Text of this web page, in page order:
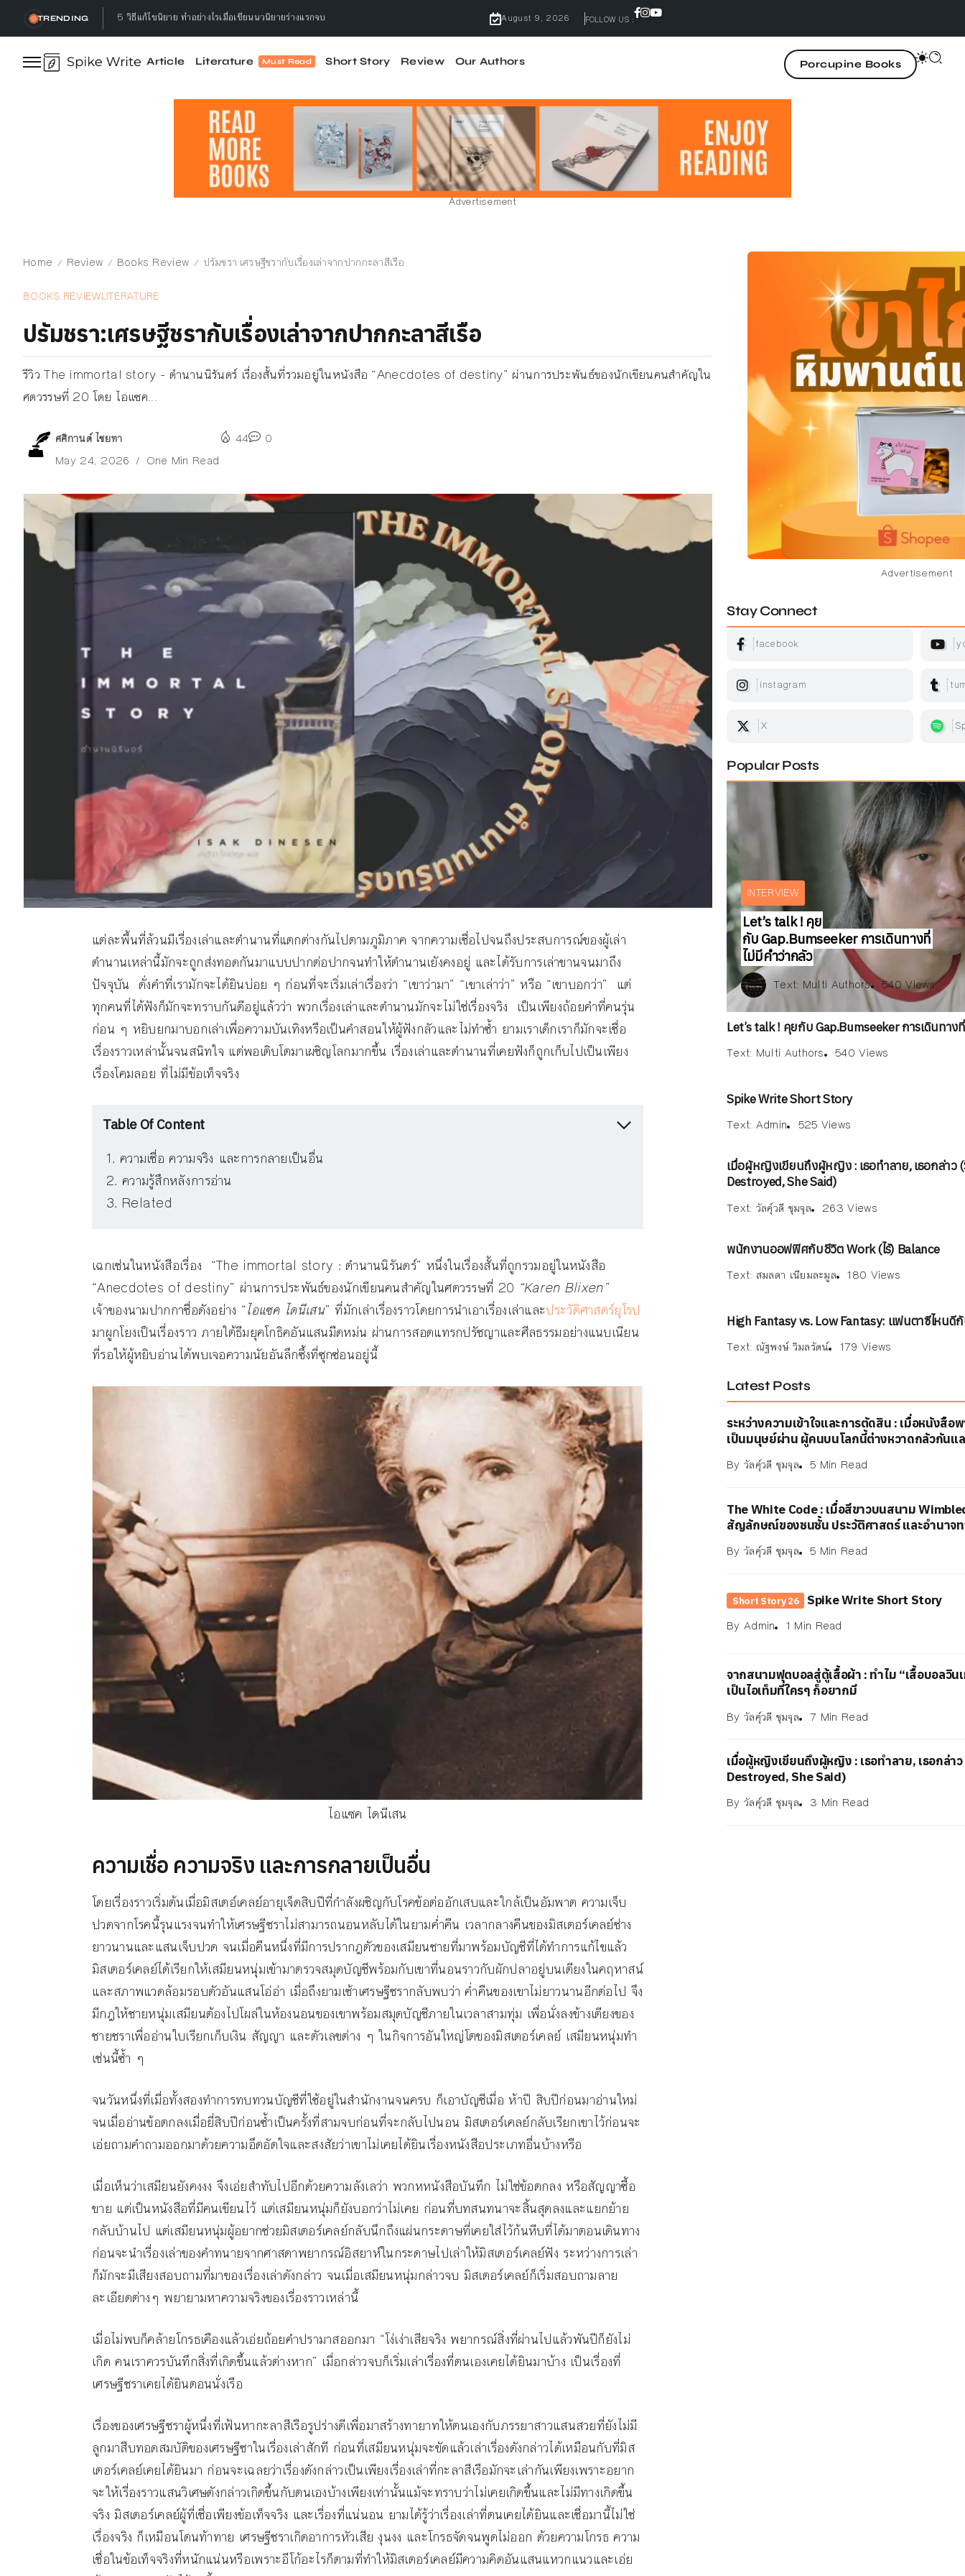
TRENDING
3 เหตุผล ทำไมนักเขียนต้องอ่านหนังสือ
5 วิธีอ่านหนังสือ ให้จบ พร้อมจดจำได้ไม่ลืม ทำแล้วได้ผลจริง
5 วิธีแก้ไขนิยาย ทำอย่างไรเมื่อเขียนนวนิยายร่างแรกจบ
August 9, 2026 FOLLOW US :
Article Literature Must Read Short Story Review Our Authors Porcupine Books
Advertisement
Home / Review / Books Review / ปรัมชรา:เศรษฐีชรากับเรื่องเล่าจากปากกะลาสีเรือ
BOOKS REVIEWLITERATURE
ปรัมชรา:เศรษฐีชรากับเรื่องเล่าจากปากกะลาสีเรือ
รีวิว The immortal story - ตำนานนิรันดร์ เรื่องสั้นที่รวมอยู่ในหนังสือ “Anecdotes of destiny” ผ่านการประพันธ์ของนักเขียนคนสำคัญใน
ศตวรรษที่ 20 โดย ไอแซค...
ศศิกานต์ ไชยทา
May 24, 2026
One Min Read
44 0
แต่ละพื้นที่ล้วนมีเรื่องเล่าและตำนานที่แตกต่างกันไปตามภูมิภาค จากความเชื่อไปจนถึงประสบการณ์ของผู้เล่า
ตำนานเหล่านี้มักจะถูกส่งทอดกันมาแบบปากต่อปากจนทำให้ตำนานเยังคงอยู่ และได้รับการเล่าขานจนมาถึง
ปัจจุบัน ดั่งคำที่เรามักจะได้ยินบ่อย ๆ ก่อนที่จะเริ่มเล่าเรื่องว่า “เขาว่ามา” “เขาเล่าว่า” หรือ “เขาบอกว่า” แต่
ทุกคนที่ได้ฟังก็มักจะทราบกันดีอยู่แล้วว่า พวกเรื่องเล่าและตำนานมักจะไม่ใช่เรื่องจริง เป็นเพียงถ้อยคำที่คนรุ่น
ก่อน ๆ หยิบยกมาบอกเล่าเพื่อความบันเทิงหรือเป็นคำสอนให้ผู้ฟังกลัวและไม่ทำซ้ำ ยามเราเด็กเราก็มักจะเชื่อ
เรื่องราวเหล่านั้นจนสนิทใจ แต่พอเติบโตมาเผชิญโลกมากขึ้น เรื่องเล่าและตำนานที่เคยฟังก็ถูกเก็บไปเป็นเพียง
เรื่องโคมลอย ที่ไม่มีข้อเท็จจริง
Table Of Content
ความเชื่อ ความจริง และการกลายเป็นอื่น
ความรู้สึกหลังการอ่าน
Related
เฉกเช่นในหนังสือเรื่อง “The immortal story : ตำนานนิรันดร์” หนึ่งในเรื่องสั้นที่ถูกรวมอยู่ในหนังสือ
“Anecdotes of destiny” ผ่านการประพันธ์ของนักเขียนคนสำคัญในศตวรรษที่ 20 “Karen Blixen”
เจ้าของนามปากกาชื่อดังอย่าง “ไอแซค ไดนีเสน” ที่มักเล่าเรื่องราวโดยการนำเอาเรื่องเล่าและประวัติศาสตร์ยุโรป
มาผูกโยงเป็นเรื่องราว ภายใต้ธีมยุคโกธิคอันแสนมืดหม่น ผ่านการสอดแทรกปรัชญาและศีลธรรมอย่างแนบเนียน
ที่รอให้ผู้หยิบอ่านได้พบเจอความนัยอันลึกซึ้งที่ซุกซ่อนอยู่นี้
ไอแซค ไดนีเสน
ความเชื่อ ความจริง และการกลายเป็นอื่น
โดยเรื่องราวเริ่มต้นเมื่อมิสเตอ์เคลย์อายุเจ็ดสิบปีที่กำลังผชิญกับโรคข้อต่ออักเสบและใกล้เป็นอัมพาต ความเจ็บ
ปวดจากโรคนี้รุนแรงจนทำให้เศรษฐีชราไม่สามารถนอนหลับได้ในยามค่ำคืน เวลากลางคืนของมิสเตอร์เคลย์ช่าง
ยาวนานและแสนเจ็บปวด จนเมื่อคืนหนึ่งที่มีการปรากฎตัวของเสมียนชายที่มาพร้อมบัญชีที่ได้ทำการแก้ไขแล้ว
มิสเตอร์เคลย์ได้เรียกให้เสมียนหนุ่มเข้ามาตรวจสมุดบัญชีพร้อมกับเขาที่นอนราวกับผักปลาอยู่บนเตียงในคฤหาสน์
และสภาพแวดล้อมรอบตัวอันแสนโอ่อ่า เมื่อถึงยามเช้าเศรษฐีชรากลับพบว่า ค่ำคืนของเขาไม่ยาวนานอีกต่อไป จึง
มีกฎให้ชายหนุ่มเสมียนต้องไปโผล่ในห้องนอนของเขาพร้อมสมุดบัญชีภายในเวลาสามทุ่ม เพื่อนั่งลงข้างเตียงของ
ชายชราเพื่ออ่านใบเรียกเก็บเงิน สัญญา และตัวเลขต่าง ๆ ในกิจการอันใหญ่โตของมิสเตอร์เคลย์ เสมียนหนุ่มทำ
เช่นนี้ซ้ำ ๆ
จนวันหนึ่งที่เมื่อทั้งสองทำการทบทวนบัญชีที่ใช้อยู่ในสำนักงานจนครบ ก็เอาบัญชีเมื่อ ห้าปี สิบปีก่อนมาอ่านใหม่
จนเมื่ออ่านข้อตกลงเมื่อยี่สิบปีก่อนซ้ำเป็นครั้งที่สามจบก่อนที่จะกลับไปนอน มิสเตอร์เคลย์กลับเรียกเขาไว้ก่อนจะ
เอ่ยถามคำถามออกมาด้วยความอึดอัดใจและสงสัยว่าเขาไม่เคยได้ยินเรื่องหนังสือประเภทอื่นบ้างหรือ
เมื่อเห็นว่าเสมียนยังคงงง จึงเอ่ยสำทับไปอีกด้วยความลังเลว่า พวกหหนังสือบันทึก ไม่ใช่ข้อตกลง หรือสัญญาซื้อ
ขาย แต่เป็นหนังสือที่มีคนเขียนไว้ แต่เสมียนหนุ่มก็ยังบอกว่าไม่เคย ก่อนที่บทสนทนาจะสิ้นสุดลงและแยกย้าย
กลับบ้านไป แต่เสมียนหนุ่มผู้อยากช่วยมิสเตอร์เคลย์กลับนึกถึงแผ่นกระดาษที่เคยใส่ไว้ก้นหีบที่ได้มาตอนเดินทาง
ก่อนจะนำเรื่องเล่าของคำทนายจากศาสดาพยากรณ์อิสยาห์ในกระดาษไปเล่าให้มิสเตอร์เคลย์ฟัง ระหว่างการเล่า
ก็มักจะมีเสียงสอบถามที่มาของเรื่องเล่าดังกล่าว จนเมื่อเสมียนหนุ่มกล่าวจบ มิสเตอร์เคลย์ก็เริ่มสอบถามลาย
ละเอียดต่างๆ พยายามหาความจริงของเรื่องราวเหล่านี้
เมื่อไม่พบก็คล้ายโกรธเคืองแล้วเอ่ยถ้อยคำปรามาสออกมา “โง่เง่าเสียจริง พยากรณ์สิ่งที่ผ่านไปแล้วพันปีก็ยังไม่
เกิด คนเราควรบันทึกสิ่งที่เกิดขึ้นแล้วต่างหาก” เมื่อกล่าวจบก็เริ่มเล่าเรื่องที่ตนเองเคยได้ยินมาบ้าง เป็นเรื่องที่
เศรษฐีชราเคยได้ยินตอนนั่งเรือ
เรื่องของเศรษฐีชราผู้หนึ่งที่เฟ้นหากะลาสีเรือรูปร่างดีเพื่อมาสร้างทายาทให้ตนเองกับภรรยาสาวแสนสวยที่ยังไม่มี
ลูกมาสืบทอดสมบัติของเศรษฐีชาในเรื่องเล่าสักที ก่อนที่เสมียนหนุ่มจะขัดแล้วเล่าเรื่องดังกล่าวได้เหมือนกับที่มิส
เตอร์เคลย์เคยได้ยินมา ก่อนจะเฉลยว่าเรื่องดังกล่าวเป็นเพียงเรื่องเล่าที่กะลาสีเรือมักจะเล่ากันเพียงเพราะอยาก
จะให้เรื่องราวแสนวิเศษดังกล่าวเกิดขึ้นกับตนเองบ้างเพียงเท่านั้นแม้จะทราบว่าไม่เคยเกิดขึ้นและไม่มีทางเกิดขึ้น
จริง มิสเตอร์เคลย์ผู้ที่เชื่อเพียงข้อเท็จจริง และเรื่องที่แน่นอน ยามได้รู้ว่าเรื่องเล่าที่ตนเคยได้ยินและเชื่อมานี้ไม่ใช่
เรื่องจริง ก็เหมือนโดนท้าทาย เศรษฐีชราเกิดอาการหัวเสีย งุนงง และโกรธจัดจนพูดไม่ออก ด้วยความโกรธ ความ
เชื่อในข้อเท็จจริงที่หนักแน่นหรือเพราะอีโก้อะไรก็ตามที่ทำให้มิสเตอร์เคลย์มีความคิดอันแสนแหวกแนวและเอ่ย
Advertisement
Stay Connect
facebook
instagram
X
Popular Posts
ARTICLE
ณัฐพงษ์ วิมลรัตน์ 179 Views
INTERVIEW
Multi Authors 540 Views
SHORT STORY
Spike Write Short Story
Text: Admin 525 Views
BOOKS REVIEW
Text: วัลคุ์วดี ชุมจุล 263
ARTICLE
Text:
สมลดา เนียมละมูล
180 Views
ARTICLE
Text: ณัฐพงษ์ วิมลรัตน์
INTERVIEW
Text: Multi Authors
Let’s talk ! คุยกับ Gap.Bumseeker การเดินทาง
Text: Multi Authors 540 Views
Spike Write Short Story
Text: Admin 525 Views
เมื่อผู้หญิงเขียนถึงผู้หญิง : เธอทำลาย, เธอกล่าว
Destroyed, She Said)
Text: วัลคุ์วดี ชุมจุล 263 Views
พนักงานออฟฟิศกับชีวิต Work (ไร้) Balance
Text: สมลดา เนียมละมูล 180 Views
High Fantasy vs. Low Fantasy: แฟนตาซีไหนดี
Text: ณัฐพงษ์ วิมลรัตน์ 179 Views
Latest Posts
ระหว่างความเข้าใจและการตัดสิน : เมื่อหนังสือ
เป็นมนุษย์ผ่าน ผู้คนบนโลกนี้ต่างหวาดกลัวกันแ
By วัลคุ์วดี ชุมจุล 5 Min Read
The White Code : เมื่อสีขาวบนสนาม
สัญลักษณ์ของชนชั้น ประวัติศาสตร์ และอำนาจ
By วัลคุ์วดี ชุมจุล 5 Min Read
Short Story 26 Spike Write Short Story
By Admin 1 Min Read
จากสนามฟุตบอลสู่ตู้เสื้อผ้า : ทำไม “เสื้อบอลวิน
เป็นไอเท็มที่ใครๆ ก็อยากมี
By วัลคุ์วดี ชุมจุล 7 Min Read
เมื่อผู้หญิงเขียนถึงผู้หญิง : เธอทำลาย, เธอกล่าว
Destroyed, She Said)
By วัลคุ์วดี ชุมจุล 3 Min Read